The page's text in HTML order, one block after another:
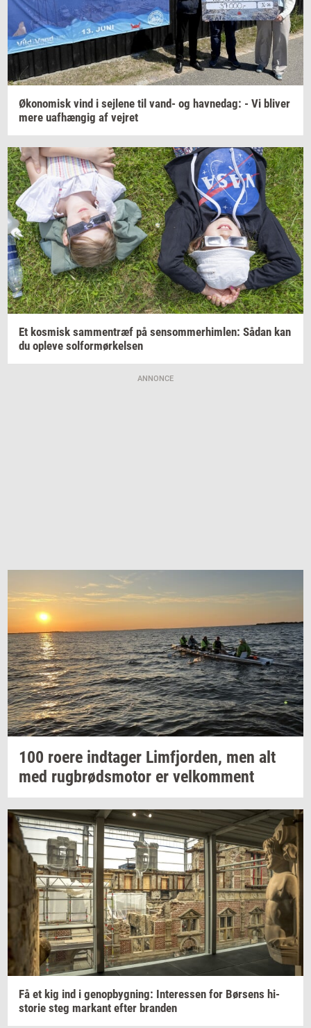
Øko­no­misk vind i sej­le­ne til vand- og hav­nedag: - Vi bli­ver
mere uaf­hæn­gig af vej­ret
Et kos­misk sam­men­træf på sen­som­mer­him­len: Sådan kan
du op­le­ve sol­for­mør­kel­sen
ANNONCE
100 roere ind­ta­ger Lim­fjor­den, men alt
med rug­brøds­mo­tor er vel­kom­ment
Få et kig ind i genop­byg­ning: In­ter­es­sen for Bør­sens hi­
sto­rie steg mar­kant efter bran­den